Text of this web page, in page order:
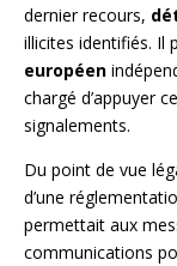
dernier recours,
illicites identifiés. Il
européen
chargé d’appuyer
signalements.
Du point de vue
d’une
permettait aux
communications